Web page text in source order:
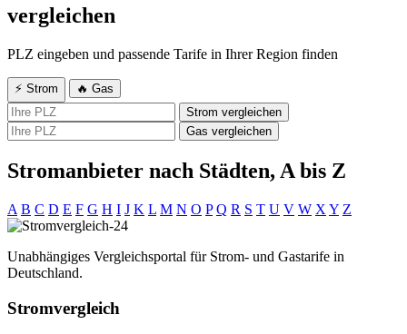
vergleichen
PLZ eingeben und passende Tarife in Ihrer Region finden
⚡ Strom
🔥 Gas
Strom vergleichen
Gas vergleichen
Stromanbieter nach Städten, A bis Z
A B C D E F G H I J K L M N O P Q R S T U V W X Y Z
Unabhängiges Vergleichsportal für Strom- und Gastarife in
Deutschland.
Stromvergleich